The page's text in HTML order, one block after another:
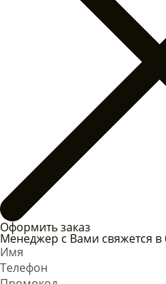
Оформить заказ
Менеджер с Вами свяжется